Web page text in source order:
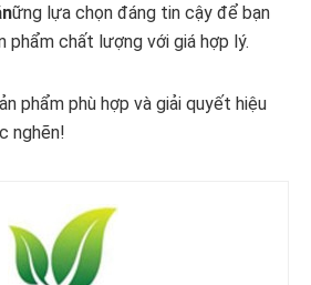
ững lựa chọn đáng tin cậy để bạn
phẩm chất lượng với giá hợp lý.
phẩm phù hợp và giải quyết hiệu
nghẽn!